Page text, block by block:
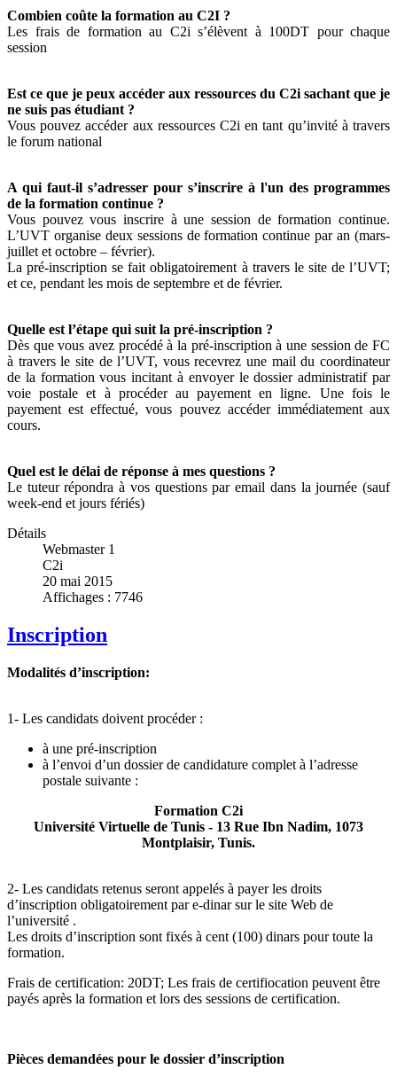
Combien coûte la formation au C2I ?
Les frais de formation au C2i s’élèvent à 100DT pour chaque
session
Est ce que je peux accéder aux ressources du C2i sachant que je
ne suis pas étudiant ?
Vous pouvez accéder aux ressources C2i en tant qu’invité à travers
le forum national
A qui faut-il s’adresser pour s’inscrire à l'un des programmes
de la formation continue ?
Vous pouvez vous inscrire à une session de formation continue.
L’UVT organise deux sessions de formation continue par an (mars-
juillet et octobre – février).
La pré-inscription se fait obligatoirement à travers le site de l’UVT;
et ce, pendant les mois de septembre et de février.
Quelle est l’étape qui suit la pré-inscription ?
Dès que vous avez procédé à la pré-inscription à une session de FC
à travers le site de l’UVT, vous recevrez une mail du coordinateur
de la formation vous incitant à envoyer le dossier administratif par
voie postale et à procéder au payement en ligne. Une fois le
payement est effectué, vous pouvez accéder immédiatement aux
cours.
Quel est le délai de réponse à mes questions ?
Le tuteur répondra à vos questions par email dans la journée (sauf
week-end et jours fériés)
Détails
Webmaster 1
C2i
20 mai 2015
Affichages : 7746
Inscription
Modalités d’inscription:
1- Les candidats doivent procéder :
à une pré-inscription
à l’envoi d’un dossier de candidature complet à l’adresse
postale suivante :
Formation C2i
Université Virtuelle de Tunis - 13 Rue Ibn Nadim, 1073
Montplaisir, Tunis.
2- Les candidats retenus seront appelés à payer les droits
d’inscription obligatoirement par e-dinar sur le site Web de
l’université .
Les droits d’inscription sont fixés à cent (100) dinars pour toute la
formation.
Frais de certification: 20DT; Les frais de certifiocation peuvent être
payés après la formation et lors des sessions de certification.
Pièces demandées pour le dossier d’inscription